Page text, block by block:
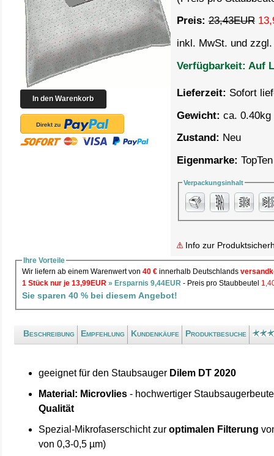
Preis: 23,43EUR
inkl. MwSt. und
Verfügbarkeit: Auf
Lieferzeit: Sofort
Gewicht: ca. 0.40kg
Zustand: Neu
Eigenmarke: TopTen
Verpackungsinhalt
Info zur
Ihre Vorteile
Wir liefern ab einem Warenwert von40 € innerhalb Deutschlands
1 Stück nur je 13,99EUR » Ersparnis 9,44EUR - Preis pro Staubbeutel
Sie sparen 40 % bei diesem Angebot!
Beschreibung Empfehlung Kundenkäufe Produktbesuche
geeignet für den Staubsauger Dilem DT 2020
Material: Microvlies - hochwertiger
Qualität
Spezial-Mikrofaserschicht zuroptimalen Filterung
von 0,3-0,5 µm)